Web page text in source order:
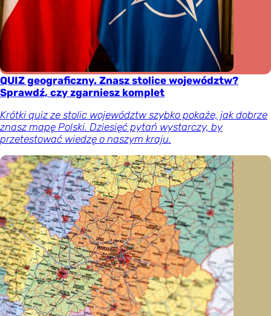
QUIZ geograficzny. Znasz stolice województw?
Sprawdź, czy zgarniesz komplet
Krótki quiz ze stolic województw szybko pokaże, jak dobrze
znasz mapę Polski. Dziesięć pytań wystarczy, by
przetestować wiedzę o naszym kraju.